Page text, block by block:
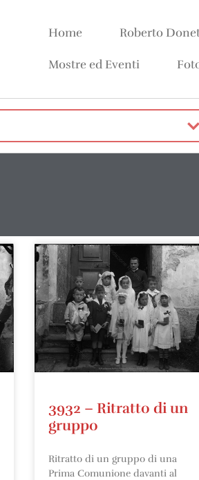
Home Roberto
Mostre ed Eventi
3932 – Ritratto di un
gruppo
Ritratto di un gruppo di una
Prima Comunione davanti al